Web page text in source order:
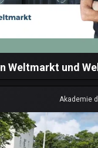
Weltmarkt und
Akademie